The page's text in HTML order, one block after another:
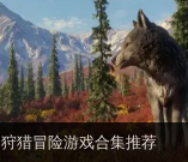
狩猎冒险游戏合集推荐